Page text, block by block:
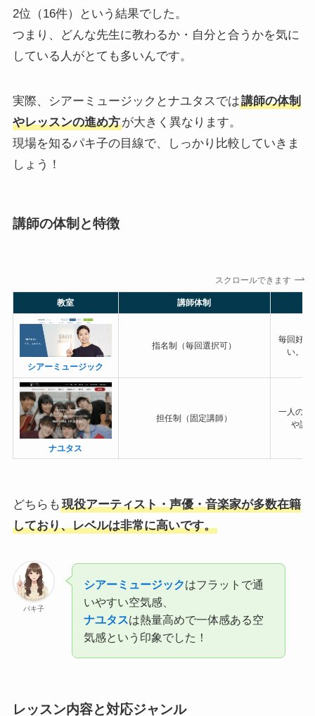
2位（16件）という結果でした。
つまり、どんな先生に教わるか・自分と合うかを気に
している人がとても多いんです。
実際、シアーミュージックとナユタスでは講師の体制
やレッスンの進め方が大きく異なります。
現場を知るパキ子の目線で、しっかり比較していきま
しょう！
講師の体制と特徴
スクロールできます
教室 講師体制
シアーミュージック
指名制（毎回選択可）
毎回好き
い。相
ナユタス
担任制（固定講師）
一人の講
や課
どちらも 現役アーティスト・声優・音楽家が多数在籍
しており、レベルは非常に高いです。
パキ子
シアーミュージックはフラットで通
いやすい空気感、
ナユタスは熱量高めで一体感ある空
気感という印象でした！
レッスン内容と対応ジャンル